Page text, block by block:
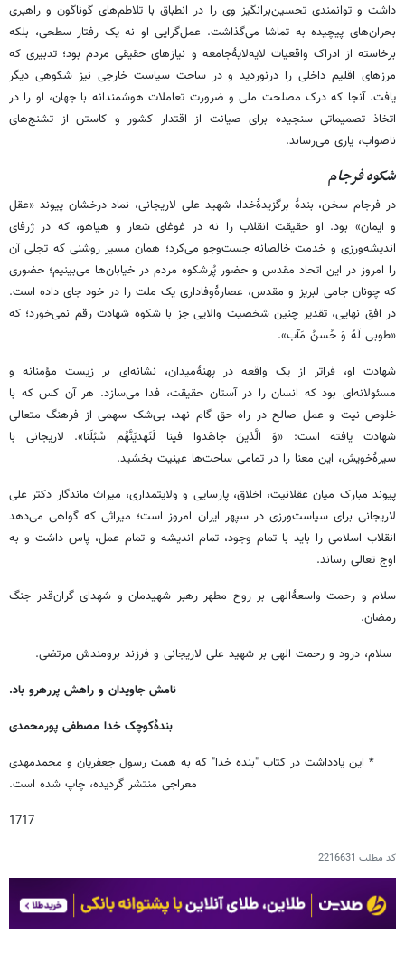
داشت و توانمندی تحسین‌برانگیز وی را در انطباق با تلاطم‌های گوناگون و راهبری
بحران‌های پیچیده به تماشا می‌گذاشت. عمل‌گرایی او نه یک رفتار سطحی، بلکه
برخاسته از ادراک واقعیات لایه‌لایۀجامعه و نیازهای حقیقی مردم بود؛ تدبیری که
مرزهای اقلیم داخلی را درنوردید و در ساحت سیاست خارجی نیز شکوهی دیگر
یافت. آنجا که درک مصلحت ملی و ضرورت تعاملات هوشمندانه با جهان، او را در
اتخاذ تصمیماتی سنجیده برای صیانت از اقتدار کشور و کاستن از تشنج‌های
ناصواب، یاری می‌رساند.
شکوه فرجام
در فرجام سخن، بندۀ برگزیدۀخدا، شهید علی لاریجانی، نماد درخشان پیوند «عقل
و ایمان» بود. او حقیقت انقلاب را نه در غوغای شعار و هیاهو، که در ژرفای
اندیشه‌ورزی و خدمت خالصانه جست‌وجو می‌کرد؛ همان مسیر روشنی که تجلی آن
را امروز در این اتحاد مقدس و حضور پُرشکوه مردم در خیابان‌ها می‌بینیم؛ حضوری
که چونان جامی لبریز و مقدس، عصارۀوفاداری یک ملت را در خود جای داده است.
در افق نهایی، تقدیر چنین شخصیت والایی جز با شکوه شهادت رقم نمی‌خورد؛ که
«طوبی لَهُ وَ حُسنُ مَآب».
شهادت او، فراتر از یک واقعه در پهنۀمیدان، نشانه‌ای بر زیست مؤمنانه و
مسئولانه‌ای بود که انسان را در آستان حقیقت، فدا می‌سازد. هر آن‌ کس که با
خلوص نیت و عمل صالح در راه حق گام نهد، بی‌شک سهمی از فرهنگ متعالی
شهادت یافته است: «وَ الَّذینَ جاهَدوا فینا لَنَهدیَنَّهُم سُبُلَنا». لاریجانی با
سیرۀخویش، این معنا را در تمامی ساحت‌ها عینیت بخشید.
پیوند مبارک میان عقلانیت، اخلاق، پارسایی و ولایتمداری، میراث ماندگار دکتر علی
لاریجانی برای سیاست‌ورزی در سپهر ایران امروز است؛ میراثی که گواهی می‌دهد
انقلاب اسلامی را باید با تمام وجود، تمام اندیشه و تمام عمل، پاس داشت و به
اوج تعالی رساند.
سلام و رحمت واسعۀالهی بر روح مطهر رهبر شهیدمان و شهدای گران‌قدر جنگ
رمضان.
سلام، درود و رحمت الهی بر شهید علی لاریجانی و فرزند برومندش مرتضی.
نامش جاویدان و راهش پررهرو باد.
بندۀکوچک خدا مصطفی پورمحمدی
* این یادداشت در کتاب "بنده خدا" که به همت رسول جعفریان و محمدمهدی
معراجی منتشر گردیده، چاپ شده است.
1717
کد مطلب 2216631